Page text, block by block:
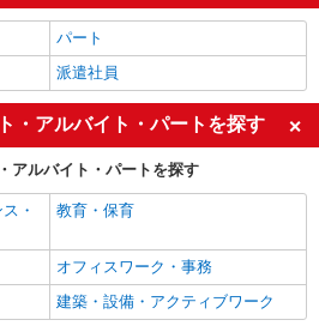
パート
派遣社員
・アルバイト・パートを探す
アルバイト・パートを探す
・
教育・保育
オフィスワーク・事務
建築・設備・アクティブワーク